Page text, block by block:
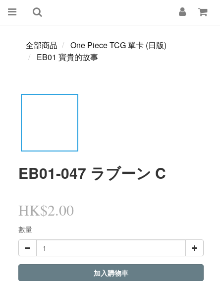
全部商品
One Piece TCG 單卡 (日版)
EB01 寶貴的故事
EB01-047 ラブーン C
HK$2.00
數量
加入購物車